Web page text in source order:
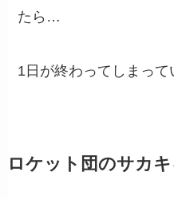
たら…
1日が終わってしまって
ロケット団のサカ